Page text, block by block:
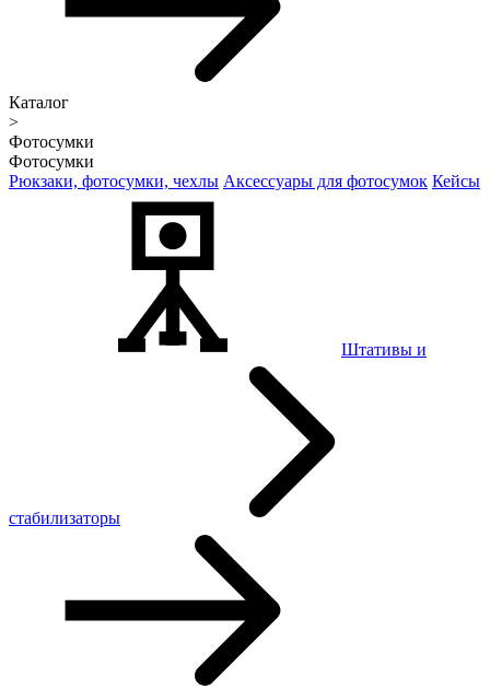
Каталог
>
Фотосумки
Фотосумки
Рюкзаки, фотосумки, чехлы Аксессуары для фотосумок Кейсы
Штативы и
стабилизаторы